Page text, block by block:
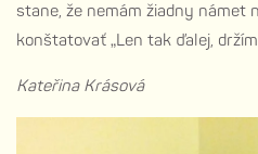
stane, že nemám žiadny námet
konštatovať „Len tak ďalej,
Kateřina Krásová